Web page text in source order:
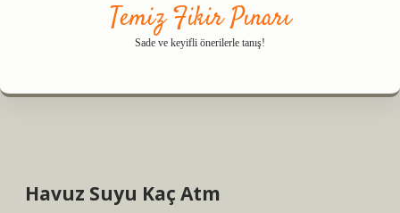
Temiz Fikir Pınarı
Sade ve keyifli önerilerle tanış!
Havuz Suyu Kaç Atm